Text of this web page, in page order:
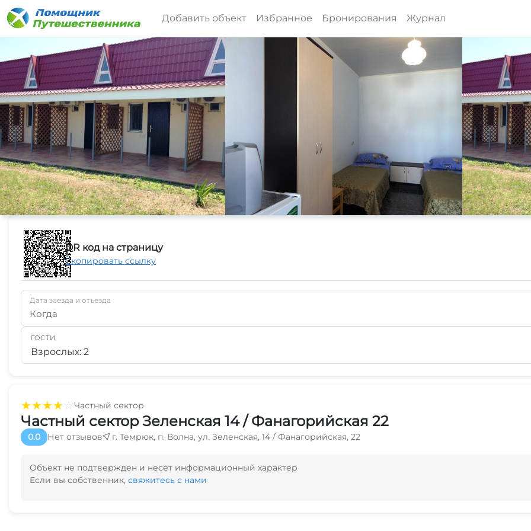
Добавить объект Избранное Бронирования Журнал
★★★★☆Частный сектор
Частный сектор Зеленская 14 / Фанагорийская 22
0.0 Нет отзывов г. Темрюк, п. Волна, ул. Зеленская, 14 / Фанагорийская, 22
Объект не подтвержден и несет информационный характер
Если вы собственник, свяжитесь с нами
QR код на страницу
Скопировать ссылку
Дата заезда и отъезда
Когда
ГОСТИ
Взрослых: 2